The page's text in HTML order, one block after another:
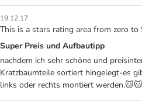
19.12.17
This is a stars rating area from zero to
Super Preis und Aufbautipp
nachdem ich sehr schöne und
Kratzbaumteile sortiert hingelegt-es
links oder rechts montiert